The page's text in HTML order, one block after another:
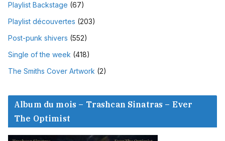
Playlist Backstage (67)
Playlist découvertes (203)
Post-punk shivers (552)
Single of the week (418)
The Smiths Cover Artwork (2)
Album du mois – Trashcan Sinatras – Ever
The Optimist